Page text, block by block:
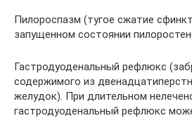
Пилороспазм (тугое сжатие
запущенном состоянии
Гастродуоденальный рефлюкс
содержимого из
желудок). При длительном
гастродуоденальный рефлюкс